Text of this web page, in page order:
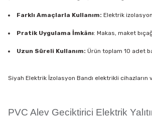
Farklı Amaçlarla Kullanım: Elektrik
Pratik Uygulama İmkânı: Makas, maket
Uzun Süreli Kullanım: Ürün toplam 10 adet
Siyah Elektrik İzolasyon Bandı elektrikli
PVC Alev Geciktirici Elektrik